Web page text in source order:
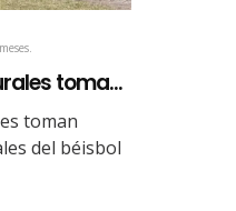
toma...
toman
del béisbol